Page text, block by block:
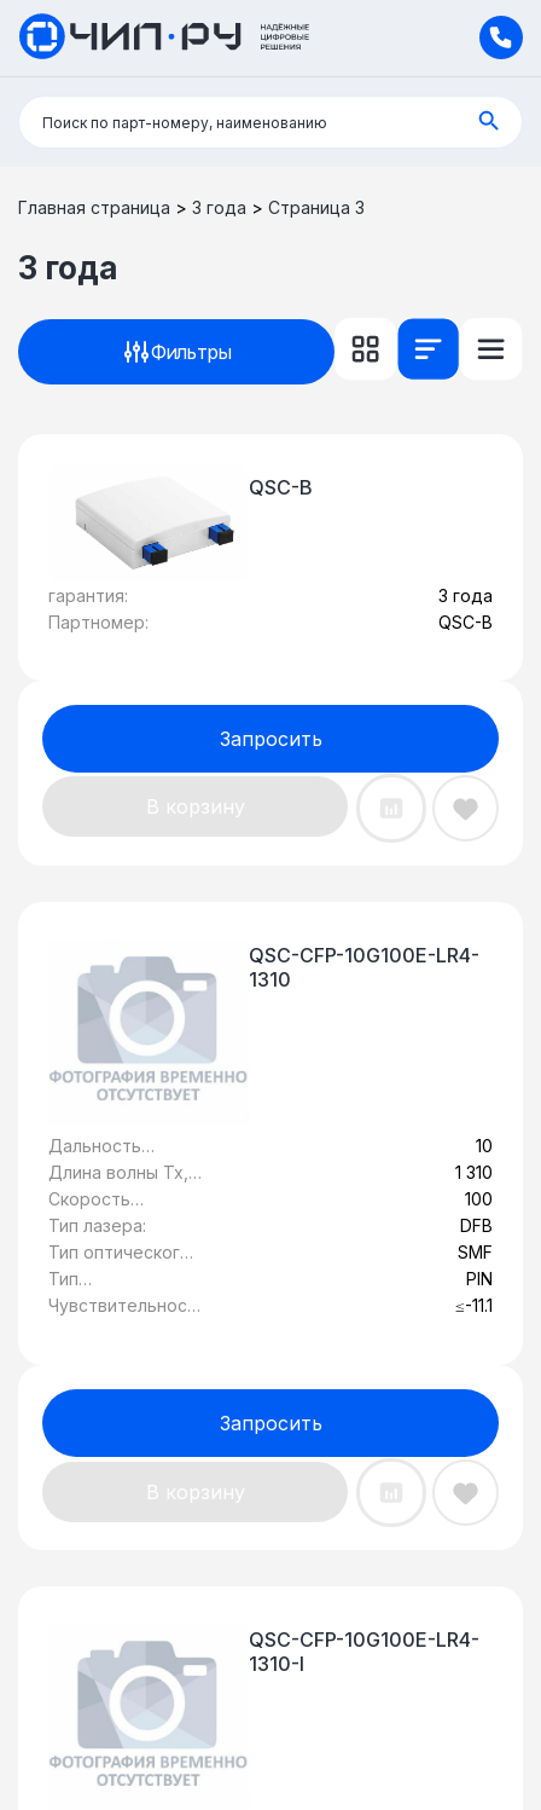
Поиск:
Поиск по парт-номеру, наименованию
Главная страница > 3 года > Страница 3
3 года
Фильтры
QSC-B
гарантия:
3 года
Партномер:
QSC-B
Запросить
В корзину
QSC-CFP-10G100E-LR4-
1310
Дальность
передачи, км:
10
Длина волны Tx,
нм:
1 310
Скорость
передачи
данных, Гбит/c:
100
Тип лазера:
DFB
Тип оптического
волокна:
SMF
Тип
фотоприемника:
PIN
Чувствительност
≤-11.1
Запросить
В корзину
QSC-CFP-10G100E-LR4-
1310-I